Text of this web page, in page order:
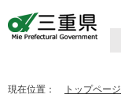
現在位置： トップページ